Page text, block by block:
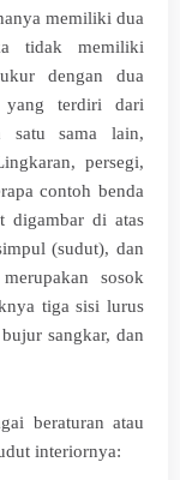
memiliki dua
tidak memiliki
dengan dua
yang terdiri dari
satu sama lain,
persegi,
contoh benda
digambar di atas
(sudut), dan
sosok
tiga sisi lurus
sangkar, dan
beraturan atau
interiornya: